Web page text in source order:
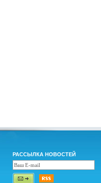
РАССЫЛКА НОВОСТЕЙ